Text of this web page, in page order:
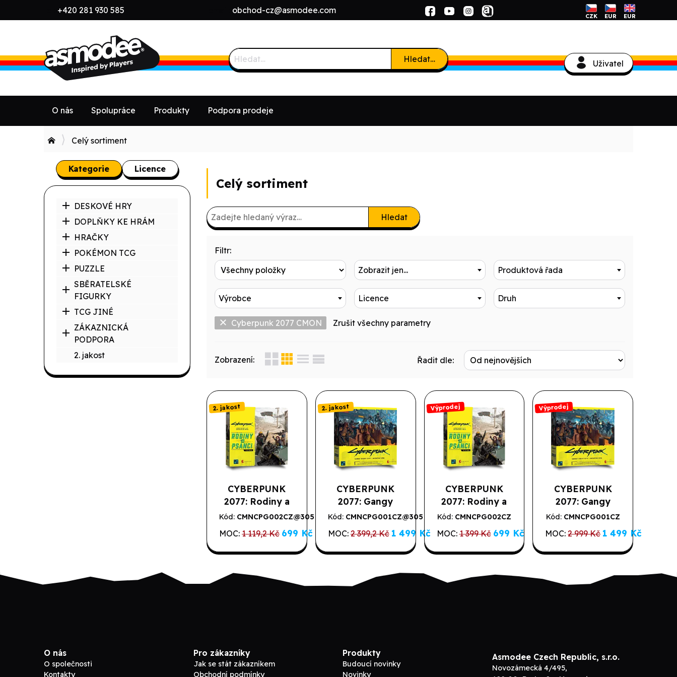
+420 281 930 585 obchod-cz@asmodee.com
CZK EUR EUR
Hledat…
O nás Spolupráce Produkty Podpora prodeje
Uživatel
Celý sortiment
Kategorie Licence
DESKOVÉ HRY
DOPLŇKY KE HRÁM
HRAČKY
POKÉMON TCG
PUZZLE
SBĚRATELSKÉ
FIGURKY
TCG JINÉ
ZÁKAZNICKÁ
PODPORA
2. jakost
Celý sortiment
Hledat
Filtr:
Zobrazit jen...
Produktová řada
Výrobce Licence Druh
Cyberpunk 2077 CMON Zrušit všechny parametry
Zobrazení: Řadit dle:
CYBERPUNK
2077: Rodiny a
psanci -
jakost)
2. jakost
Kód: CMNCPG002CZ@305
2. jakost
MOC: 1 119,2 Kč 699 Kč
CYBERPUNK
2077: Gangy
Night City -
jakost)
2. jakost
Kód: CMNCPG001CZ@305
2. jakost
MOC:2 399,2 Kč 1 499 Kč
CYBERPUNK
2077: Rodiny a
psanci -
Výprodej
Kód: CMNCPG002CZ
Výprodej
MOC:1 399 Kč 699 Kč
CYBERPUNK
2077: Gangy
Night City -
Výprodej
Kód: CMNCPG001CZ
Výprodej
MOC:2 999 Kč 1 499 Kč
O nás
O společnosti
Kontakty
Pro zákazníky
Jak se stát zákazníkem
Obchodní podmínky
Produkty
Budoucí novinky
Novinky
Asmodee Czech Republic, s.r.o.
Novozámecká 4/495,